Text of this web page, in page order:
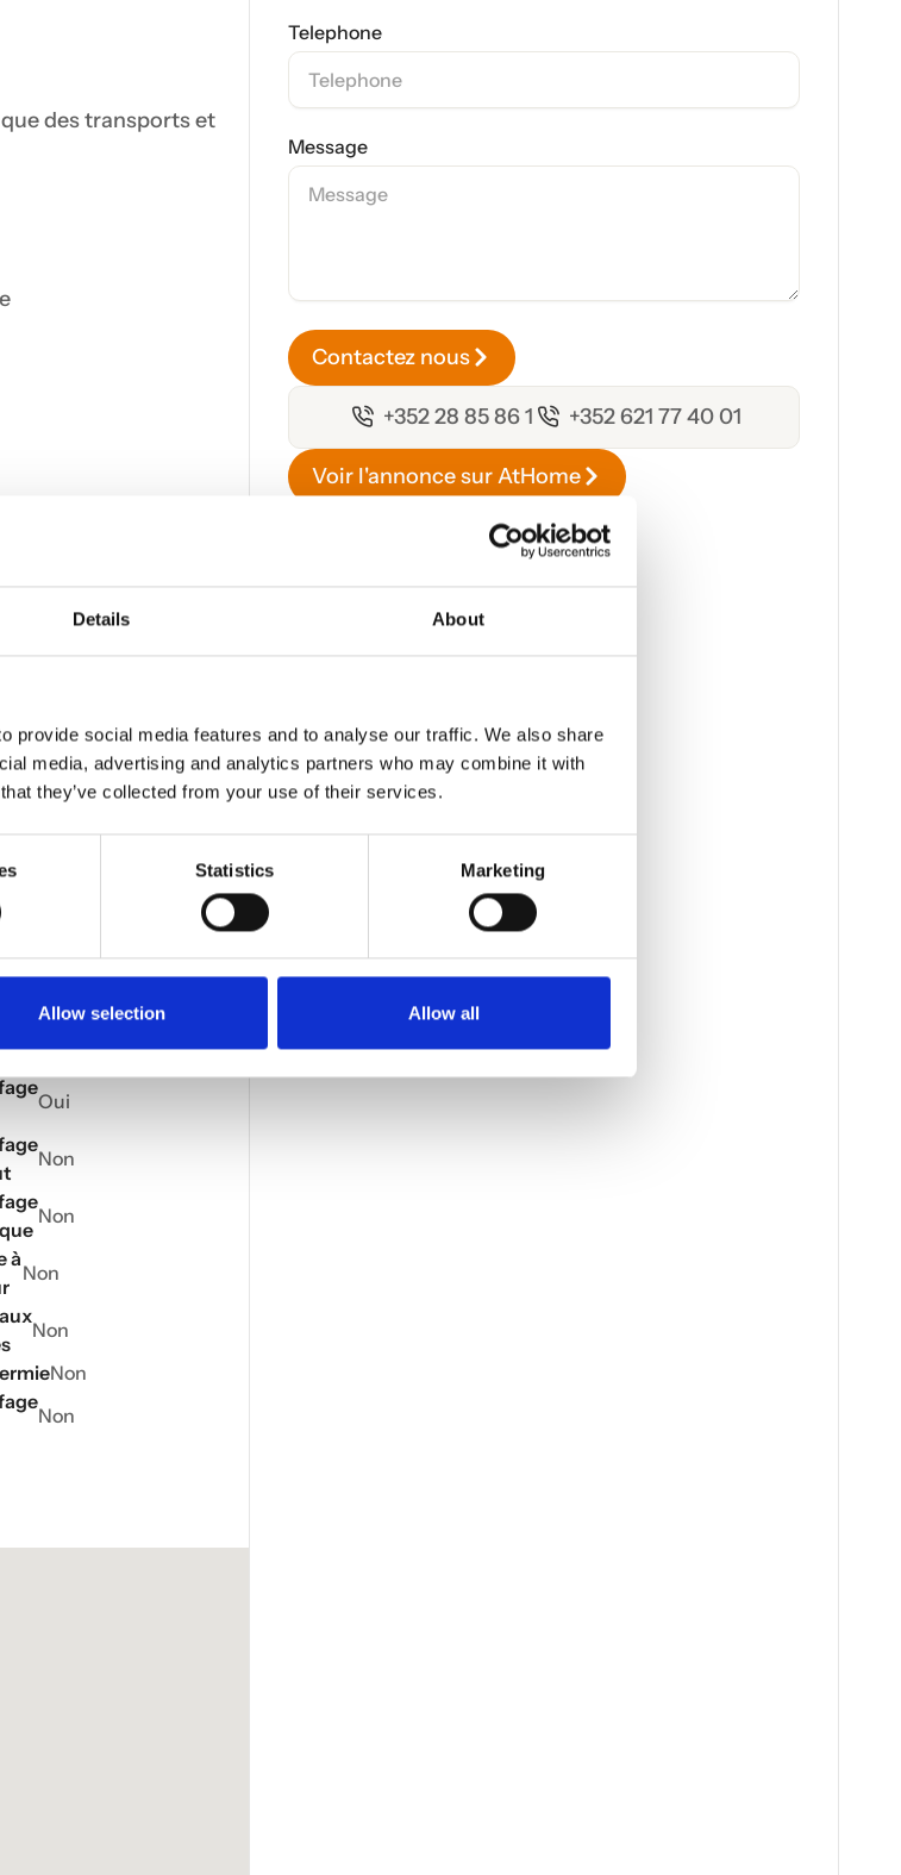
Details About
provide social media features and to analyse our traffic. We also share
media, advertising and analytics partners who may combine it with
they’ve collected from your use of their services.
Statistics Marketing
Allow selection Allow all
des transports et
complémentaires
311 ou par mail à
disposition notre
Nous vous proposons
NC
Oui
Non
Non
à
Non
Non
Non
Non
Telephone
Message
Contactez nous
+352 28 85 86 1 +352 621 77 40 01
Voir l'annonce sur AtHome